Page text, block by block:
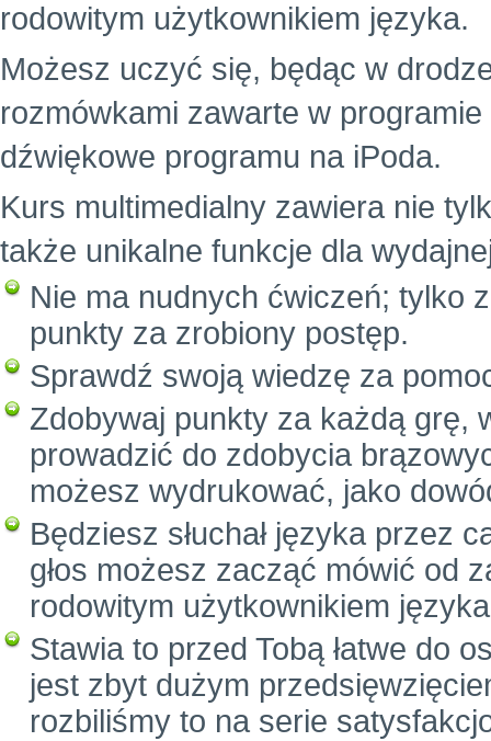
rodowitym użytkownikiem języka.
Możesz uczyć się, będąc w
rozmówkami zawarte w
dźwiękowe programu na iPoda.
Kurs multimedialny zawiera nie
także unikalne funkcje dla
Nie ma nudnych ćwiczeń; tylko
punkty za zrobiony postęp.
Sprawdź swoją wiedzę za
Zdobywaj punkty za każdą grę,
prowadzić do zdobycia
możesz wydrukować, jako
Będziesz słuchał języka przez
głos możesz zacząć mówić od
rodowitym użytkownikiem
Stawia to przed Tobą łatwe do
jest zbyt dużym
rozbiliśmy to na serie